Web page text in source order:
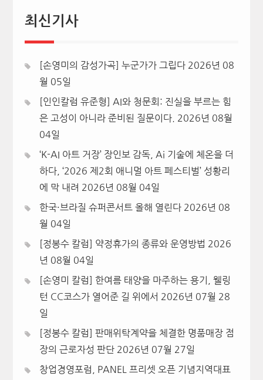
최신기사
[손영미의 감성가곡] 누군가가 그립다 2026년 08
월 05일
[인인칼럼 유준형] AI와 청문회: 진실을 부르는 힘
은 고성이 아니라 준비된 질문이다.
2026년 08월
04일
‘K-AI 아트 거장’ 장인보 감독, Ai 기술에 체온을 더
하다, ‘2026 제2회 애니멀 아트 페스티벌’ 성황리
에 막 내려 2026년 08월 04일
한국·브라질 슈퍼콘서트 올해 열린다 2026년 08
월 04일
[정봉수 칼럼] 약정휴가의 종류와 운영방법 2026
년 08월 04일
[손영미 칼럼] 한여름 태양을 마주하는 용기, 웰링
턴 CC코스가 열어준 길 위에서 2026년 07월 28
일
[정봉수 칼럼] 판매위탁계약을 체결한 명품매장 점
장의 근로자성 판단 2026년 07월 27일
창업경영포럼, PANEL 프리셋 오픈 기념지역대표